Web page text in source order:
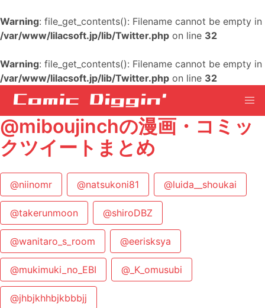
Warning: file_get_contents(): Filename cannot be empty in
/var/www/lilacsoft.jp/lib/Twitter.php on line 32
Warning: file_get_contents(): Filename cannot be empty in
/var/www/lilacsoft.jp/lib/Twitter.php on line 32
@miboujinchの漫画・コミッ
クツイートまとめ
@niinomr @natsukoni81 @luida__shoukai
@takerunmoon @shiroDBZ
@wanitaro_s_room @eerisksya
@mukimuki_no_EBI @_K_omusubi
@jhbjkhhbjkbbbjj